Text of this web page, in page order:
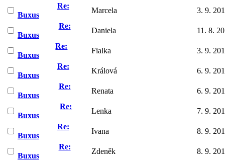
Re:
Buxus
Marcela
3. 9.
Re:
Buxus
Daniela
11. 8.
Re:
Buxus
Fialka
3. 9.
Re:
Buxus
Králová
6. 9.
Re:
Buxus
Renata
6. 9.
Re:
Buxus
Lenka
7. 9.
Re:
Buxus
Ivana
8. 9.
Re:
Buxus
Zdeněk
8. 9.